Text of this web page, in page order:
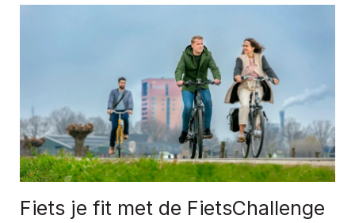
Fiets je fit met de FietsChallenge